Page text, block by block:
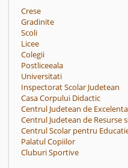
Crese
Gradinite
Scoli
Licee
Colegii
Postliceeala
Universitati
Inspectorat Scolar Judetean
Casa Corpului Didactic
Centrul Judetean de Excelenta
Centrul Judetean de Resurse
Centrul Scolar pentru
Palatul Copiilor
Cluburi Sportive